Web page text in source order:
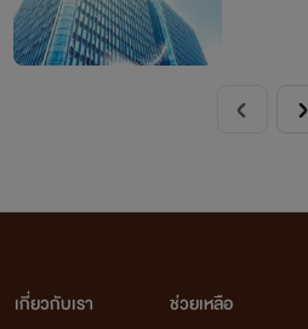
เกี่ยวกับเรา
ช่วยเหลือ